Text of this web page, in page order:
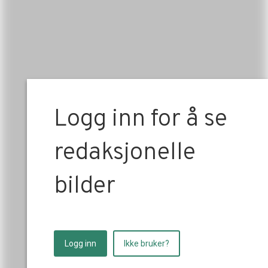
Logg inn for å se
redaksjonelle
bilder
Logg inn Ikke bruker?